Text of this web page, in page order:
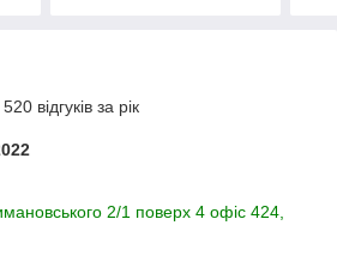
відгуків за рік
2/1 поверх 4 офіс 424,